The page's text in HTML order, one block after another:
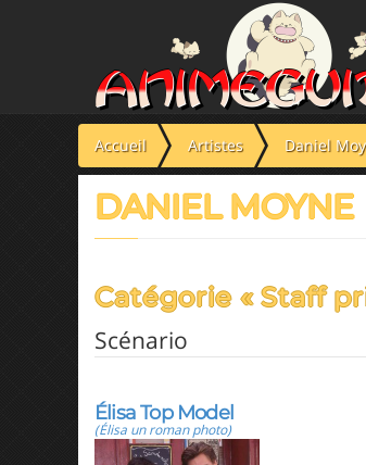
Accueil Artistes Daniel
DANIEL MOYNE
Catégorie « Staff
Scénario
Élisa Top Model
(Élisa un roman photo)